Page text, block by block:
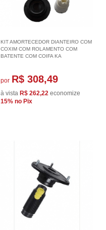
KIT AMORTECEDOR DIANTEIRO COM
COXIM COM ROLAMENTO COM
BATENTE COM COIFA KA
por R$ 308,49
à vista R$ 262,22 economize
15% no Pix